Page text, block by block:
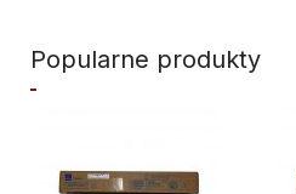
Popularne produkty